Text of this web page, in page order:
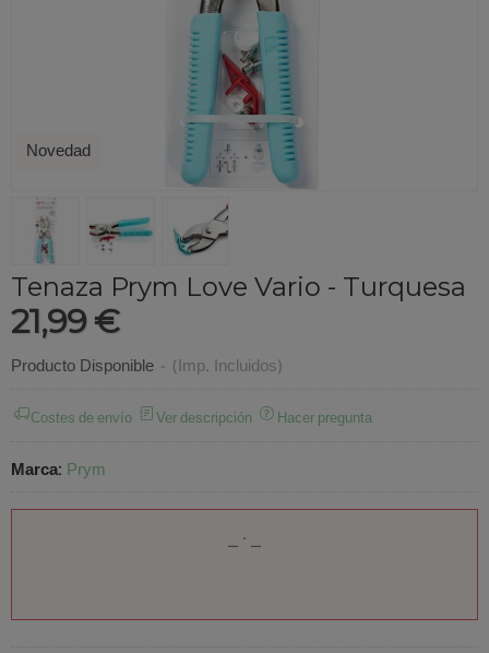
Novedad
Tenaza Prym Love Vario - Turquesa
21,99 €
Producto Disponible - (Imp. Incluidos)
Costes de envío Ver descripción Hacer pregunta
Marca: Prym